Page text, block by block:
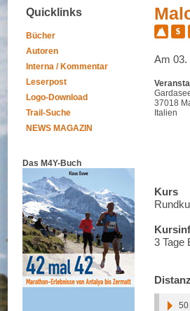
Quicklinks
Bücher
Autoren
Interna / Kommentar
Leserpost
Logo-Download
Trail-Suche
NEWS MAGAZIN
Das M4Y-Buch
Am 03.
37018
Italien
Kurs
3 Tage
50